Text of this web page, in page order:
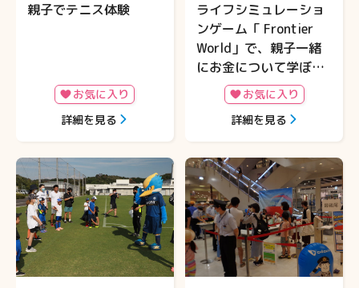
親子でテニス体験
お気に入り
詳細を見る
ライフシミュレーショ
ンゲーム「 Frontier
World」で、親子一緒
にお金について学ぼ
う！＆ロマンスカーミ
ュージアム見学
お気に入り
詳細を見る